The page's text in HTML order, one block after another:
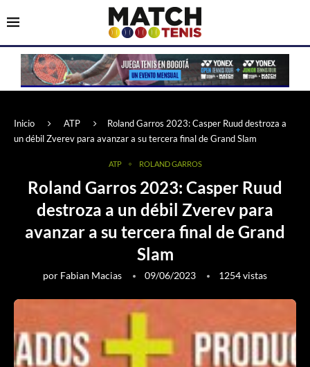
Inicio ATP
Roland Garros 2023: Casper Ruud destroza a
un débil Zverev para avanzar a su tercera final de Grand Slam
ATP ROLAND GARROS
Roland Garros 2023: Casper Ruud
destroza a un débil Zverev para
avanzar a su tercera final de Grand
Slam
por Fabian Macias 09/06/2023 1254vistas